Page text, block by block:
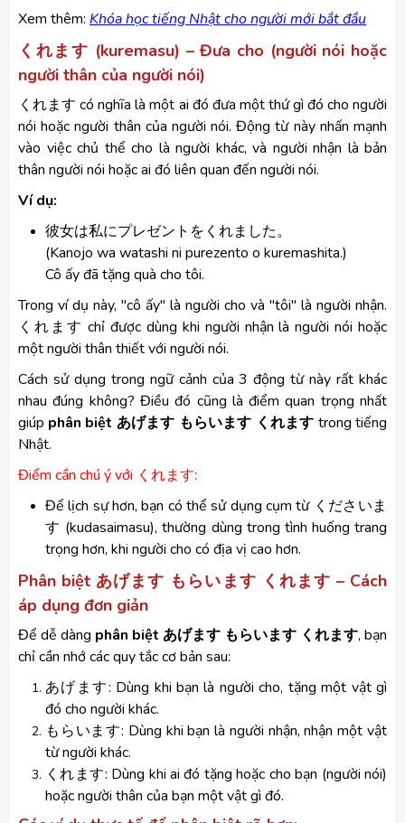
​Xem thêm: Khóa học tiếng Nhật cho người mới bắt đầu
くれます (kuremasu) – Đưa cho (người nói hoặc
người thân của người nói)
くれます có nghĩa là một ai đó đưa một thứ gì đó cho người
nói hoặc người thân của người nói. Động từ này nhấn mạnh
vào việc chủ thể cho là người khác, và người nhận là bản
thân người nói hoặc ai đó liên quan đến người nói.
Ví dụ:
彼女は私にプレゼントをくれました。
(Kanojo wa watashi ni purezento o kuremashita.)
Cô ấy đã tặng quà cho tôi.
Trong ví dụ này, "cô ấy" là người cho và "tôi" là người nhận.
くれます chỉ được dùng khi người nhận là người nói hoặc
một người thân thiết với người nói.
Cách sử dụng trong ngữ cảnh của 3 động từ này rất khác
nhau đúng không? Điều đó cũng là điểm quan trọng nhất
giúp phân biệt あげます もらいます くれます trong tiếng
Nhật.
Điểm cần chú ý với くれます:
Để lịch sự hơn, bạn có thể sử dụng cụm từ くださいま
す (kudasaimasu), thường dùng trong tình huống trang
trọng hơn, khi người cho có địa vị cao hơn.
Phân biệt あげます もらいます くれます – Cách
áp dụng đơn giản
Để dễ dàng phân biệt あげます もらいます くれます, bạn
chỉ cần nhớ các quy tắc cơ bản sau:
あげます: Dùng khi bạn là người cho, tặng một vật gì
đó cho người khác.
もらいます: Dùng khi bạn là người nhận, nhận một vật
từ người khác.
くれます: Dùng khi ai đó tặng hoặc cho bạn (người nói)
hoặc người thân của bạn một vật gì đó.